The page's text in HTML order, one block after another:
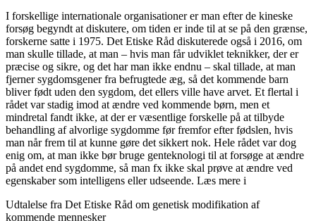
I forskellige internationale organisationer er man efter de kineske
forsøg begyndt at diskutere, om tiden er inde til at se på den grænse,
forskerne satte i 1975. Det Etiske Råd diskuterede også i 2016, om
man skulle tillade, at man – hvis man får udviklet teknikker, der er
præcise og sikre, og det har man ikke endnu – skal tillade, at man
fjerner sygdomsgener fra befrugtede æg, så det kommende barn
bliver født uden den sygdom, det ellers ville have arvet. Et flertal i
rådet var stadig imod at ændre ved kommende børn, men et
mindretal fandt ikke, at der er væsentlige forskelle på at tilbyde
behandling af alvorlige sygdomme før fremfor efter fødslen, hvis
man når frem til at kunne gøre det sikkert nok. Hele rådet var dog
enig om, at man ikke bør bruge genteknologi til at forsøge at ændre
på andet end sygdomme, så man fx ikke skal prøve at ændre ved
egenskaber som intelligens eller udseende. Læs mere i
Udtalelse fra Det Etiske Råd om genetisk modifikation af
kommende mennesker